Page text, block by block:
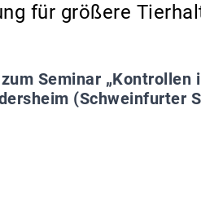
für größere
Seminar „Kontrollen
(Schweinfurter